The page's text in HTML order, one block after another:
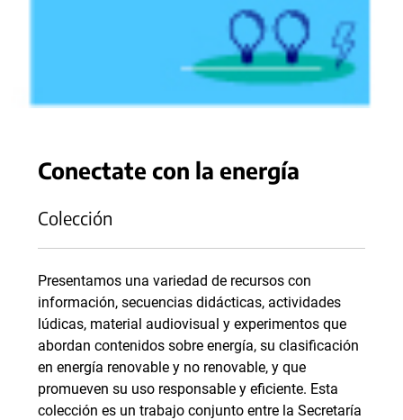
Conectate con la energía
Colección
Presentamos una variedad de recursos con
información, secuencias didácticas, actividades
lúdicas, material audiovisual y experimentos que
abordan contenidos sobre energía, su clasificación
en energía renovable y no renovable, y que
promueven su uso responsable y eficiente. Esta
colección es un trabajo conjunto entre la Secretaría